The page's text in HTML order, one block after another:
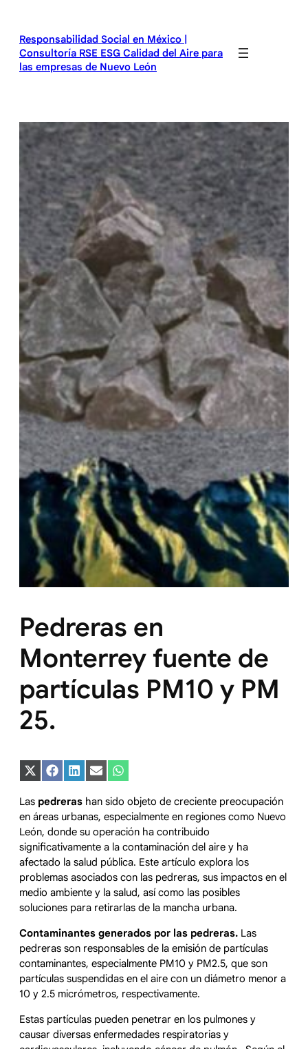
contenido
Responsabilidad Social en México |
Consultoría RSE ESG Calidad del Aire para
las empresas de Nuevo León
Pedreras en
Monterrey fuente de
partículas PM10 y PM
25.
Compartir
en
(Twitter)
Compartir
en
Compartir
en
Compartir
en
Compartir
en
Las pedreras han sido objeto de creciente preocupación
en áreas urbanas, especialmente en regiones como Nuevo
León, donde su operación ha contribuido
significativamente a la contaminación del aire y ha
afectado la salud pública. Este artículo explora los
problemas asociados con las pedreras, sus impactos en el
medio ambiente y la salud, así como las posibles
soluciones para retirarlas de la mancha urbana.
Contaminantes generados por las pedreras. Las
pedreras son responsables de la emisión de partículas
contaminantes, especialmente PM10 y PM2.5, que son
partículas suspendidas en el aire con un diámetro menor a
10 y 2.5 micrómetros, respectivamente.
Estas partículas pueden penetrar en los pulmones y
causar diversas enfermedades respiratorias y